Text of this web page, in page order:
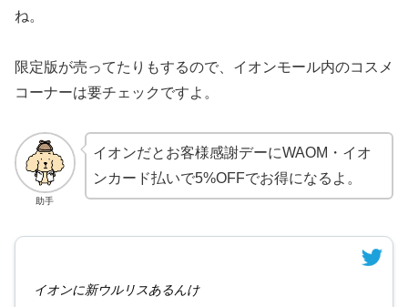
ね。
限定版が売ってたりもするので、イオンモール内のコスメ
コーナーは要チェックですよ。
助手
イオンだとお客様感謝デーにWAOM・イオ
ンカード払いで5%OFFでお得になるよ。
イオンに新ウルリスあるんけ